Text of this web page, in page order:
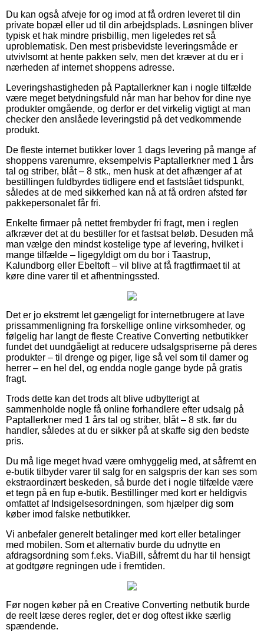
Du kan også afveje for og imod at få ordren leveret til din
private bopæl eller ud til din arbejdsplads. Løsningen bliver
typisk et hak mindre prisbillig, men ligeledes ret så
uproblematisk. Den mest prisbevidste leveringsmåde er
utvivlsomt at hente pakken selv, men det kræver at du er i
nærheden af internet shoppens adresse.
Leveringshastigheden på Paptallerkner kan i nogle tilfælde
være meget betydningsfuld når man har behov for dine nye
produkter omgående, og derfor er det virkelig vigtigt at man
checker den anslåede leveringstid på det vedkommende
produkt.
De fleste internet butikker lover 1 dags levering på mange af
shoppens varenumre, eksempelvis Paptallerkner med 1 års
tal og striber, blåt – 8 stk., men husk at det afhænger af at
bestillingen fuldbyrdes tidligere end et fastslået tidspunkt,
således at de med sikkerhed kan nå at få ordren afsted før
pakkepersonalet får fri.
Enkelte firmaer på nettet frembyder fri fragt, men i reglen
afkræver det at du bestiller for et fastsat beløb. Desuden må
man vælge den mindst kostelige type af levering, hvilket i
mange tilfælde – ligegyldigt om du bor i Taastrup,
Kalundborg eller Ebeltoft – vil blive at få fragtfirmaet til at
køre dine varer til et afhentningssted.
Det er jo ekstremt let gængeligt for internetbrugere at lave
prissammenligning fra forskellige online virksomheder, og
følgelig har langt de fleste Creative Converting netbutikker
fundet det uundgåeligt at reducere udsalgspriserne på deres
produkter – til drenge og piger, lige så vel som til damer og
herrer – en hel del, og endda nogle gange byde på gratis
fragt.
Trods dette kan det trods alt blive udbytterigt at
sammenholde nogle få online forhandlere efter udsalg på
Paptallerkner med 1 års tal og striber, blåt – 8 stk. før du
handler, således at du er sikker på at skaffe sig den bedste
pris.
Du må lige meget hvad være omhyggelig med, at såfremt en
e-butik tilbyder varer til salg for en salgspris der kan ses som
ekstraordinært beskeden, så burde det i nogle tilfælde være
et tegn på en fup e-butik. Bestillinger med kort er heldigvis
omfattet af Indsigelsesordningen, som hjælper dig som
køber imod falske netbutikker.
Vi anbefaler generelt betalinger med kort eller betalinger
med mobilen. Som et alternativ burde du udnytte en
afdragsordning som f.eks. ViaBill, såfremt du har til hensigt
at godtgøre regningen ude i fremtiden.
Før nogen køber på en Creative Converting netbutik burde
de reelt læse deres regler, det er dog oftest ikke særlig
spændende.